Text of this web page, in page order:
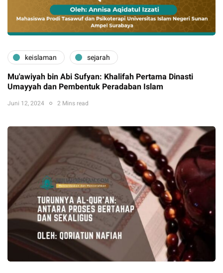
keislaman sejarah
Mu'awiyah bin Abi Sufyan: Khalifah Pertama Dinasti
Umayyah dan Pembentuk Peradaban Islam
Juni 12, 2024 2 Mins read